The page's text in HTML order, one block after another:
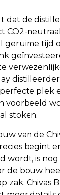
dat de
CO2-
geruime tijd
perfecte plek
voorbeeld
stoken.
van de
begint
wordt, is
de bouw
zak. Chivas